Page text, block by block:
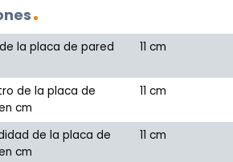
la placa de pared
11 cm
de la placa de
cm
11 cm
de la placa de
cm
11 cm